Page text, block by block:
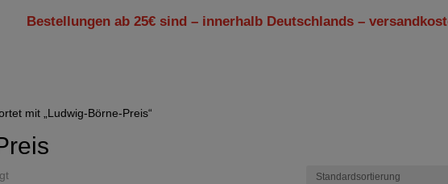
Bestellungen ab 25€ sind – innerhalb Deutschlands –
mit „Ludwig-Börne-Preis“